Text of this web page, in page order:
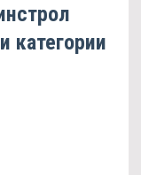
категории